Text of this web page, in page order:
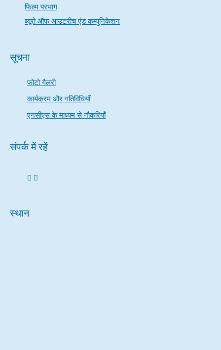
फिल्म प्रभाग
ब्यूरो ऑफ आउटरीच एंड कम्युनिकेशन
सूचना
फोटो गैलरी
कार्यक्रम और गतिविधियाँ
एनसीएस के माध्यम से नौकरियाँ
संपर्क में रहें
स्थान